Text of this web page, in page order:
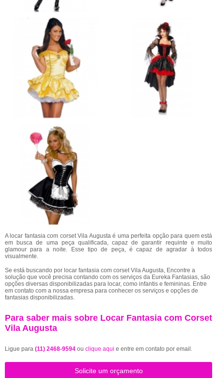
A locar fantasia com corset Vila Augusta é uma perfeita opção para quem está
em busca de uma peça qualificada, capaz de garantir requinte e muito
glamour para a noite. Esse tipo de peça, é capaz de agradar à todos
visualmente.
Se está buscando por locar fantasia com corset Vila Augusta, Encontre a
solução que você precisa contando com os serviços da Eureka Fantasias, são
opções diversas disponibilizadas para locar, como infantis e femininas. Entre
em contato com a nossa empresa para conhecer os serviços e opções de
fantasias disponibilizadas.
Para saber mais sobre Locar Fantasia com Corset
Vila Augusta
Ligue para (11) 2468-9594 ou clique aqui e entre em contato por email.
Solicite um orçamento